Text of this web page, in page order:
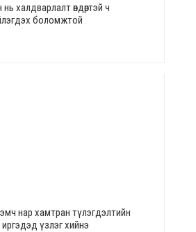
нь халдварлалт өндөртэй ч
боломжтой
нар хамтран түлэгдэлтийн
үзлэг хийнэ